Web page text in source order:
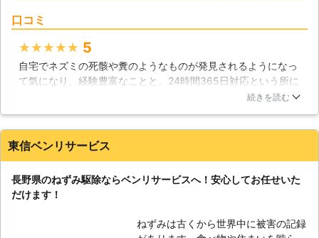
がドブネズミ、次に大きなものがクマ
ネズミ、一番小さいものがハツカネズ
ミといっても差し支えはありません。
この大きさによって、実はねずみの生
態も少しずつ変わってきます。大柄な
り下水管からの侵入が多いのです。泳
ぎが得意なので、雨水ピットなどから
マネズミは活動的なねずみで、垂直方
向への移動も多く確認されているた
口コミ
★★★★★ 5
自宅でネズミの死骸や糞のようなものが発見されるようになっ
て気になり、経験豊富なことと、24時間365日対応という所に
惹かれこちらの業者さんにお願いすることにしました。最初の
しました。素人目でかもしれませんが、さすがはプロといった
印象でした。作業員は比較的若い人が担当してくれましたが、
長野県 長野市
続きを読む
東信ベンリサービス
長野県のねずみ駆除ならベンリサービスへ！安心してお任せいた
だけます！
ねずみは古くから世界中に被害の記録